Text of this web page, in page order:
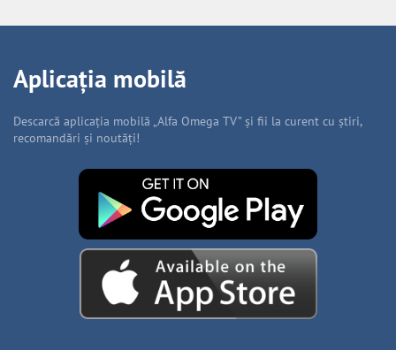
Aplicația mobilă
Descarcă aplicația mobilă „Alfa Omega TV” și fii la curent cu știri,
recomandări și noutăți!